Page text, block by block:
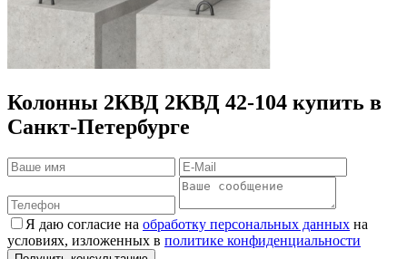
Колонны 2КВД 2КВД 42-104 купить в
Санкт-Петербурге
Я даю согласие на обработку персональных данных на
условиях, изложенных в политике конфиденциальности